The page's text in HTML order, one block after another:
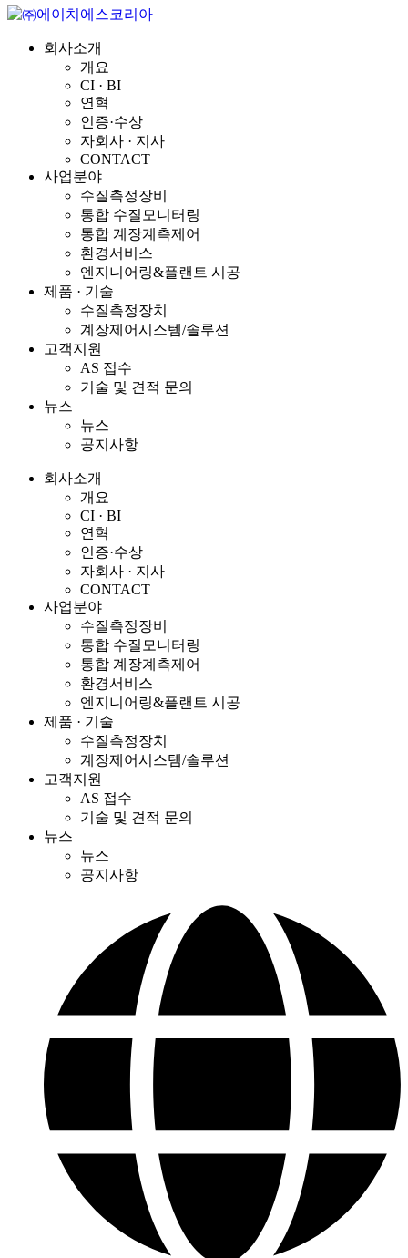
회사소개
개요
CI · BI
연혁
인증·수상
자회사 · 지사
CONTACT
사업분야
수질측정장비
통합 수질모니터링
통합 계장계측제어
환경서비스
엔지니어링&플랜트 시공
제품 · 기술
수질측정장치
계장제어시스템/솔루션
고객지원
AS 접수
기술 및 견적 문의
뉴스
뉴스
공지사항
회사소개
개요
CI · BI
연혁
인증·수상
자회사 · 지사
CONTACT
사업분야
수질측정장비
통합 수질모니터링
통합 계장계측제어
환경서비스
엔지니어링&플랜트 시공
제품 · 기술
수질측정장치
계장제어시스템/솔루션
고객지원
AS 접수
기술 및 견적 문의
뉴스
뉴스
공지사항